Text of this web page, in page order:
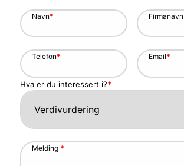
Navn* Firmanavn
Telefon* Email*
Hva er du interessert i?*
Melding *